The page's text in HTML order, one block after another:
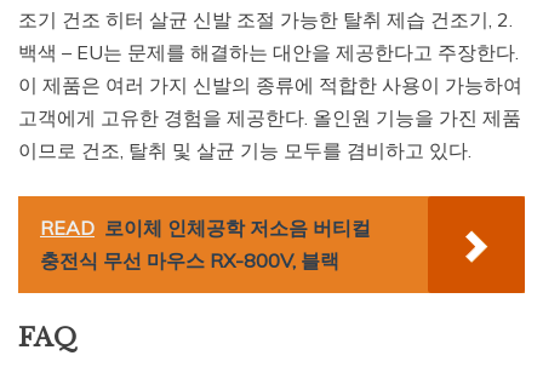
조기 건조 히터 살균 신발 조절 가능한 탈취 제습 건조기, 2.
백색 – EU는 문제를 해결하는 대안을 제공한다고 주장한다.
이 제품은 여러 가지 신발의 종류에 적합한 사용이 가능하여
고객에게 고유한 경험을 제공한다. 올인원 기능을 가진 제품
이므로 건조, 탈취 및 살균 기능 모두를 겸비하고 있다.
READ 로이체 인체공학 저소음 버티컬
충전식 무선 마우스 RX-800V, 블랙
FAQ